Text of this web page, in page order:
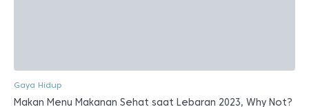
Gaya Hidup
Makan Menu Makanan Sehat saat Lebaran 2023, Why Not?